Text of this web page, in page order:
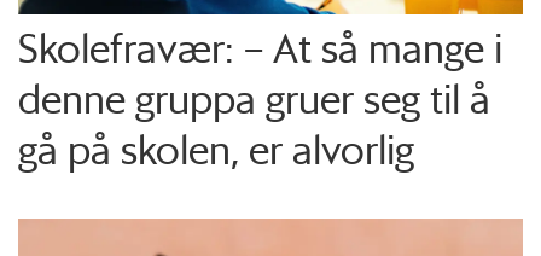
Skolefravær: – At så mange i
denne gruppa gruer seg til å
gå på skolen, er alvorlig